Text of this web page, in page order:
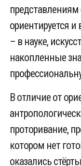
представлениям
ориентируется
– в науке,
накопленные
В отличие от
проторивание,
котором нет
оказались